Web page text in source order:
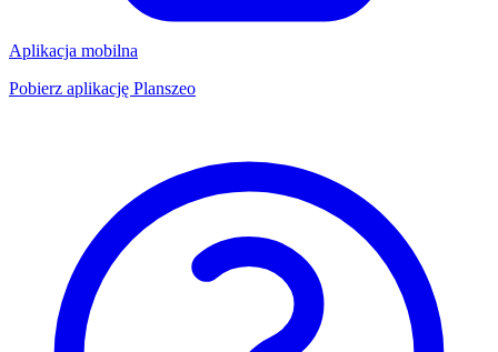
Aplikacja mobilna
Pobierz aplikację Planszeo